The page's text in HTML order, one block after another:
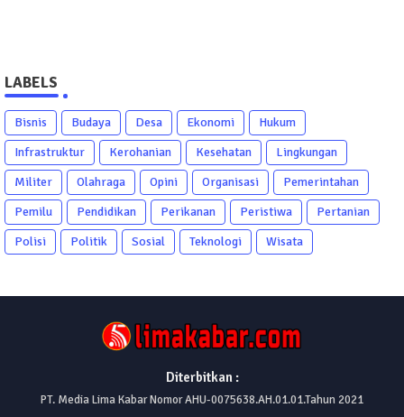
LABELS
Bisnis Budaya Desa Ekonomi
Hukum
Infrastruktur
Kerohanian Kesehatan
Lingkungan
Militer
Olahraga Opini Organisasi
Pemerintahan
Pemilu
Pendidikan Perikanan Peristiwa
Pertanian
Polisi
Politik Sosial Teknologi Wisata
Diterbitkan :
PT. Media Lima Kabar Nomor AHU-0075638.AH.01.01.Tahun 2021